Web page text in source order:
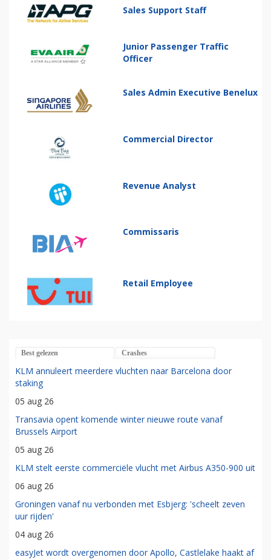
Sales Support Staff
Junior Passenger Traffic
Officer
Sales Admin Executive Benelux
Commercial Director
Revenue Analyst
Commissaris
Retail Employee
Best gelezen Crashes
KLM annuleert meerdere vluchten naar Barcelona door
staking
05 aug 26
Transavia opent komende winter nieuwe route vanaf
Brussels Airport
05 aug 26
KLM stelt eerste commerciële vlucht met Airbus A350-900 uit
06 aug 26
Groningen vanaf nu verbonden met Esbjerg: 'scheelt zeven
uur rijden'
04 aug 26
easyJet wordt overgenomen door Apollo, Castlelake haakt af